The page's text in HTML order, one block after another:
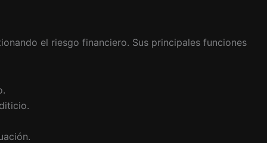
el riesgo financiero. Sus principales funciones